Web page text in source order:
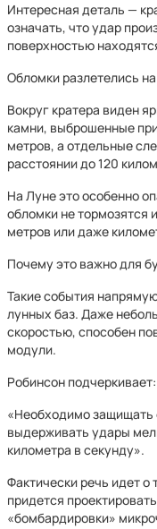
Интересная деталь —
означать, что удар
поверхностью
Обломки разлетелись
Вокруг кратера виден
камни, выброшенные
метров, а отдельные
расстоянии до 120
На Луне это особенно
обломки не тормозятся
метров или даже
Почему это важно для
Такие события
лунных баз. Даже
скоростью, способен
модули.
Робинсон подчеркивает:
«Необходимо защищать
выдерживать удары
километра в секунду».
Фактически речь идет о
придется
«бомбардировки»